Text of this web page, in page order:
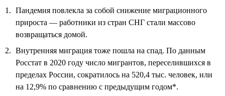
Пандемия повлекла за собой снижение миграционного
прироста — работники из стран СНГ стали массово
возвращаться домой.
Внутренняя миграция тоже пошла на спад. По данным
Росстат в 2020 году число мигрантов, переселившихся в
пределах России, сократилось на 520,4 тыс. человек, или
на 12,9% по сравнению с предыдущим годом*.